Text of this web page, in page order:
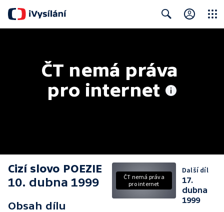
ČT nemá práva
pro internet
Cizí slovo POEZIE
10. dubna 1999
Obsah dílu
ČT nemá práva
pro internet
Další díl
17.
dubna
1999